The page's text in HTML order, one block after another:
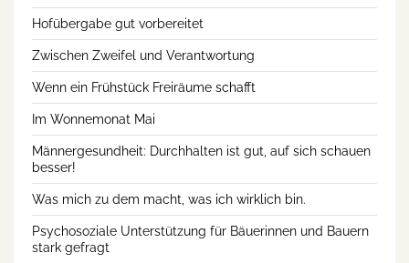
Hofübergabe gut vorbereitet
Zwischen Zweifel und Verantwortung
Wenn ein Frühstück Freiräume schafft
Im Wonnemonat Mai
Männergesundheit: Durchhalten ist gut, auf sich schauen
besser!
Was mich zu dem macht, was ich wirklich bin.
Psychosoziale Unterstützung für Bäuerinnen und Bauern
stark gefragt